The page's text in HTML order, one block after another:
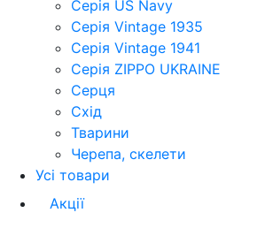
Серія US Navy
Серія Vintage 1935
Серія Vintage 1941
Серія ZIPPO UKRAINE
Серця
Схід
Тварини
Черепа, скелети
Усі товари
Акції